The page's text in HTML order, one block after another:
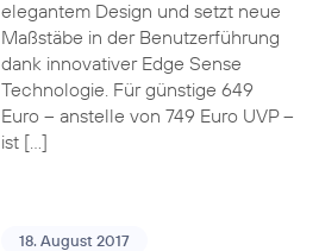
elegantem Design und setzt neue
Maßstäbe in der Benutzerführung
dank innovativer Edge Sense
Technologie. Für günstige 649
Euro – anstelle von 749 Euro UVP –
ist […]
18. August 2017